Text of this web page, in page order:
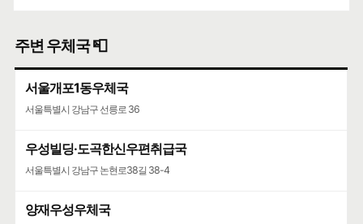
주변 우체국 📮
서울개포1동우체국
서울특별시 강남구 선릉로 36
우성빌딩·도곡한신우편취급국
서울특별시 강남구 논현로38길 38-4
양재우성우체국